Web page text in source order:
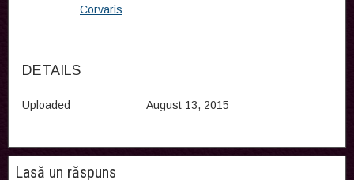
Corvaris
DETAILS
Uploaded August 13, 2015
Lasă un răspuns